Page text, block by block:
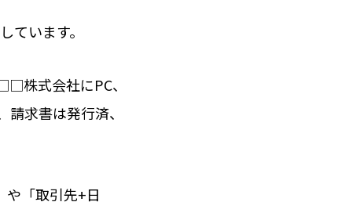
ています。
株式会社にPC、
求書は発行済、
「取引先+日